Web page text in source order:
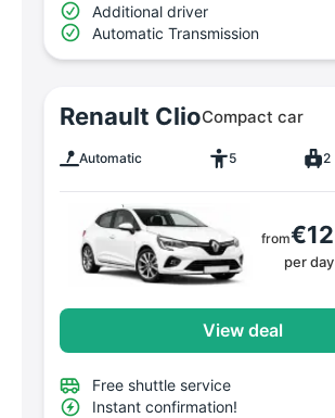
Additional driver
Automatic Transmission
Renault ClioCompact car
Automatic 5 2
from€12
per day
View deal
Free shuttle service
Instant confirmation!